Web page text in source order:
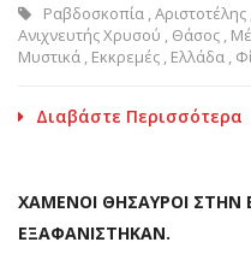
Ραβδοσκοπία ,Αριστοτέλης
Ανιχνευτής Χρυσού , Θάσος ,
Μυστικά , Εκκρεμές , Ελλάδα ,
Διαβάστε Περισσότερα
ΧΑΜΕΝΟΙ ΘΗΣΑΥΡΟΙ ΣΤΗΝ
ΕΞΑΦΑΝΙΣΤΗΚΑΝ.